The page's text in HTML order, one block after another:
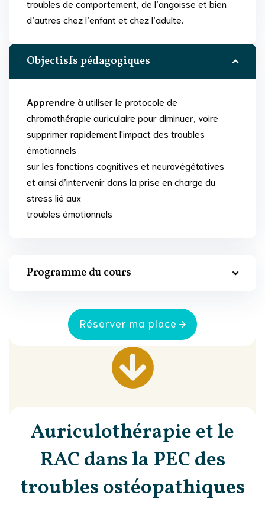
Objectisfs pédagogiques
Apprendre à utiliser le protocole de
chromothérapie auriculaire pour diminuer, voire
supprimer rapidement l'impact des troubles
émotionnels
sur les fonctions cognitives et neurovégétatives
et ainsi d’intervenir dans la prise en charge du
stress lié aux
troubles émotionnels
Programme du cours
Réserver ma place
troubles de comportement, de l’angoisse et bien
d’autres chez l’enfant et chez l’adulte.
Auriculothérapie et le
RAC dans la PEC des
troubles ostéopathiques